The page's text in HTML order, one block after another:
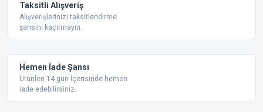
Taksitli Alışveriş
Alışverişlerinizi taksitlendirme
şansını kaçırmayın.
Hemen İade Şansı
Ürünleri 14 gün İçerisinde hemen
iade edebilirsiniz.